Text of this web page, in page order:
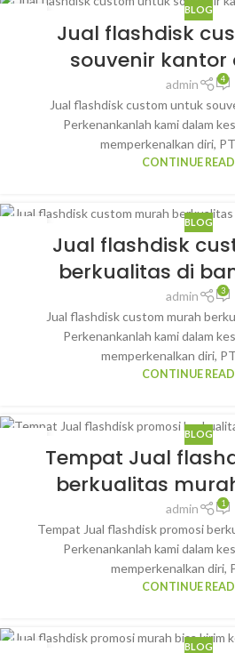
BLOG
Jual flashdisk
souvenir kantor
admin 4
Jual flashdisk custom untuk
Perkenankanlah kami dalam
memperkenalkan diri,
CONTINUE
BLOG
Jual flashdisk
berkualitas di
admin 3
Jual flashdisk custom murah
Perkenankanlah kami dalam
memperkenalkan diri,
CONTINUE
BLOG
Tempat Jual
berkualitas
admin 1
Tempat Jual flashdisk promosi
Perkenankanlah kami dalam
memperkenalkan diri,
CONTINUE
BLOG